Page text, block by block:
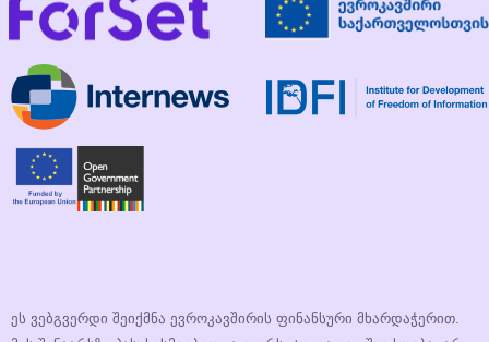
ეს ვებგვერდი შეიქმნა ევროკავშირის ფინანსური მხარდაჭერით.